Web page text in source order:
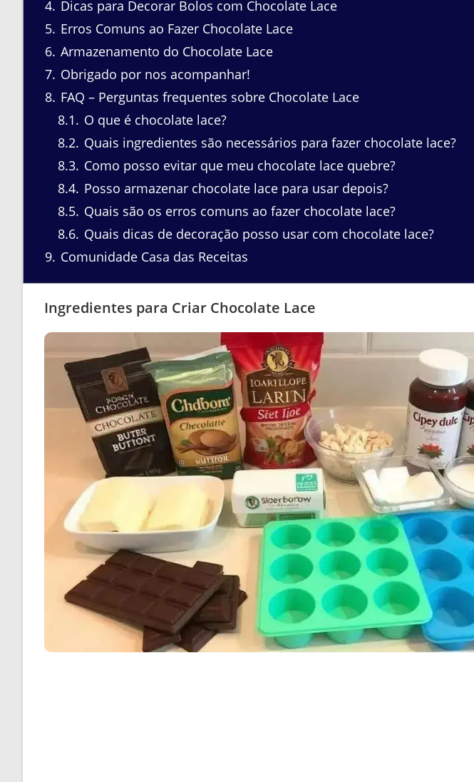
4 Dicas para Decorar Bolos com Chocolate Lace
5 Erros Comuns ao Fazer Chocolate Lace
6 Armazenamento do Chocolate Lace
7 Obrigado por nos acompanhar!
8 FAQ – Perguntas frequentes sobre Chocolate Lace
8.1
O que é chocolate lace?
8.2 Quais ingredientes são necessários para fazer chocolate lace?
8.3 Como posso evitar que meu chocolate lace quebre?
8.4 Posso armazenar chocolate lace para usar depois?
8.5 Quais são os erros comuns ao fazer chocolate lace?
8.6 Quais dicas de decoração posso usar com chocolate lace?
9 Comunidade Casa das Receitas
Ingredientes para Criar Chocolate Lace